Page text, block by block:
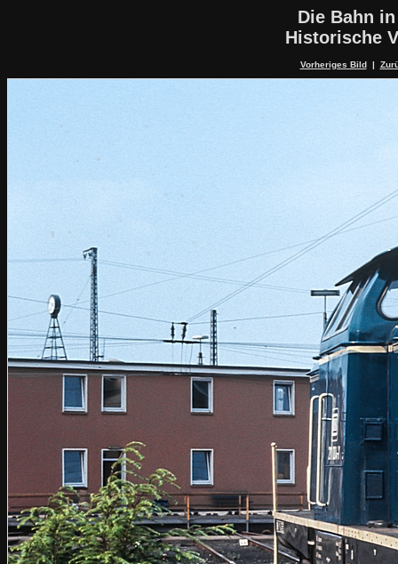
Die Bahn
Historische
Vorheriges Bild